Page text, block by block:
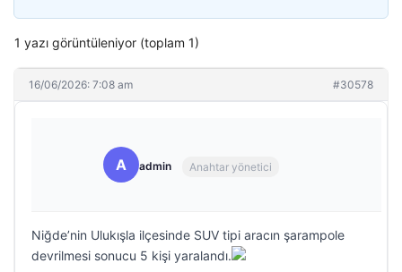
1 yazı görüntüleniyor (toplam 1)
16/06/2026: 7:08 am #30578
A admin Anahtar yönetici
Niğde’nin Ulukışla ilçesinde SUV tipi aracın şarampole
devrilmesi sonucu 5 kişi yaralandı.